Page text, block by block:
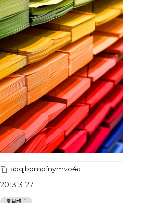
abqjbpmpfnymvo4a
2013-3-27
夏目雅子